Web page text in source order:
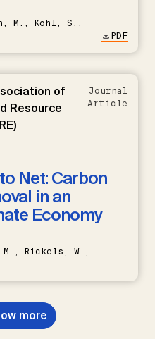
M., Kohl, S.,
PDF
of
Resource
Journal
Article
Net: Carbon
in an
Economy
Rickels, W.,
more